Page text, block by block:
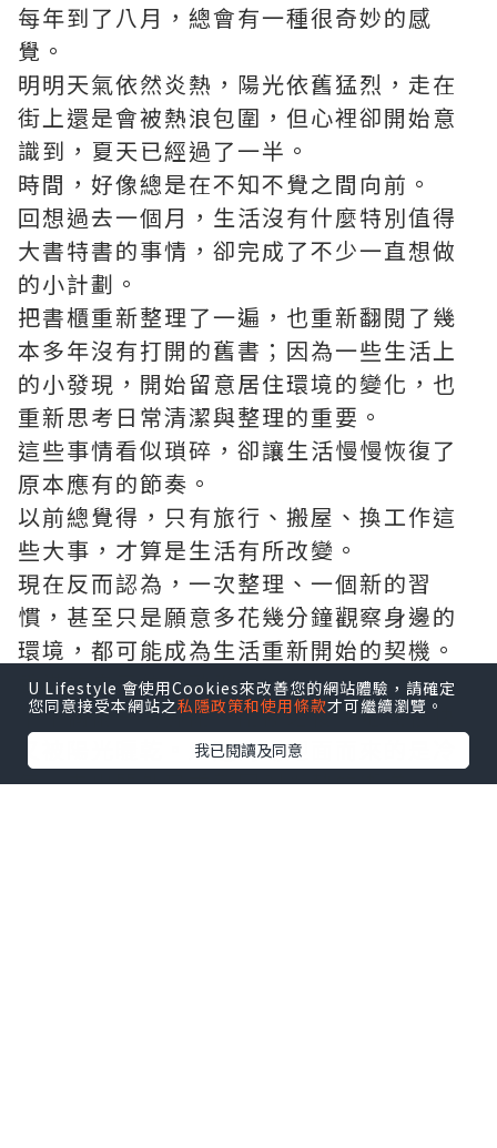
每年到了八月，總會有一種很奇妙的感
覺。
明明天氣依然炎熱，陽光依舊猛烈，走在
街上還是會被熱浪包圍，但心裡卻開始意
識到，夏天已經過了一半。
時間，好像總是在不知不覺之間向前。
回想過去一個月，生活沒有什麼特別值得
大書特書的事情，卻完成了不少一直想做
的小計劃。
把書櫃重新整理了一遍，也重新翻閱了幾
本多年沒有打開的舊書；因為一些生活上
的小發現，開始留意居住環境的變化，也
重新思考日常清潔與整理的重要。
這些事情看似瑣碎，卻讓生活慢慢恢復了
原本應有的節奏。
以前總覺得，只有旅行、搬屋、換工作這
些大事，才算是生活有所改變。
現在反而認為，一次整理、一個新的習
慣，甚至只是願意多花幾分鐘觀察身邊的
環境，都可能成為生活重新開始的契機。
香港的夏天依然熟悉。
下午偶爾一場驟雨，雨停之後，地面很快
又被陽光曬乾。走進商場迎面而來的是冷
氣，走出門外又重新回到炎熱的街道。每
U Lifestyle 會使用Cookies來改善您的網站體驗，請確定
您同意接受本網站之私隱政策和使用條款才可繼續瀏覽。
我已閱讀及同意